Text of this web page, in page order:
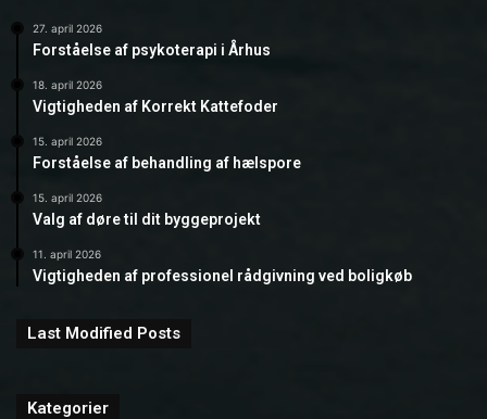
27. april 2026
Forståelse af psykoterapi i Århus
18. april 2026
Vigtigheden af Korrekt Kattefoder
15. april 2026
Forståelse af behandling af hælspore
15. april 2026
Valg af døre til dit byggeprojekt
11. april 2026
Vigtigheden af professionel rådgivning ved boligkøb
Last Modified Posts
Kategorier